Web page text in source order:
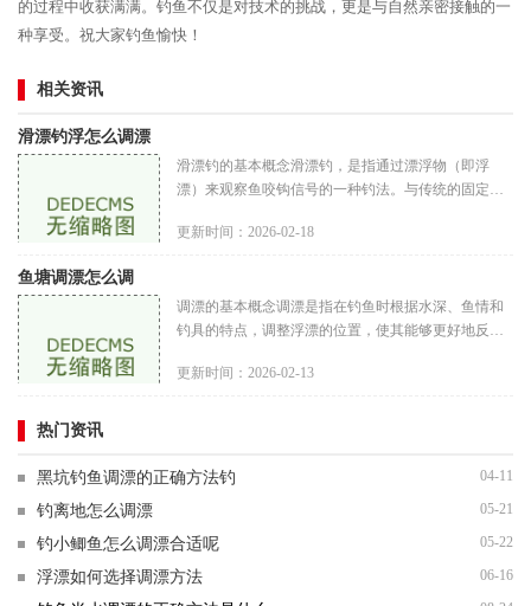
的过程中收获满满。钓鱼不仅是对技术的挑战，更是与自然亲密接触的一
种享受。祝大家钓鱼愉快！
相关资讯
滑漂钓浮怎么调漂
滑漂钓的基本概念滑漂钓，是指通过漂浮物（即浮
漂）来观察鱼咬钩信号的一种钓法。与传统的固定漂
鱼情进行调整，从而提高钓鱼
更新时间：2026-02-18
鱼塘调漂怎么调
调漂的基本概念调漂是指在钓鱼时根据水深、鱼情和
钓具的特点，调整浮漂的位置，使其能够更好地反映
出最佳的状态，最大限度地
更新时间：2026-02-13
热门资讯
黑坑钓鱼调漂的正确方法钓 04-11
钓离地怎么调漂 05-21
钓小鲫鱼怎么调漂合适呢 05-22
浮漂如何选择调漂方法 06-16